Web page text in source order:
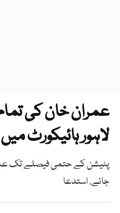
عمران خان کی
لاہور ہائیکورٹ
پٹیشن کے حتمی فیصلے تک
جائے، استدعا